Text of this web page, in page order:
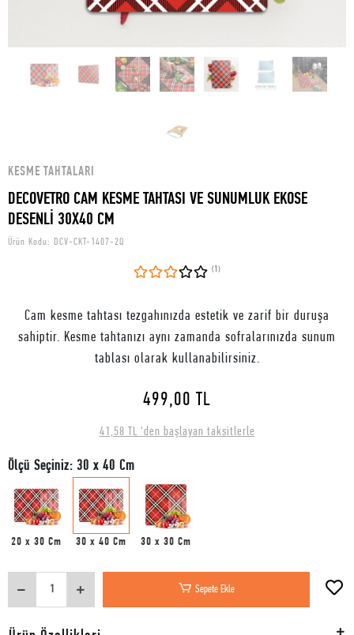
KESME TAHTALARI
DECOVETRO CAM KESME TAHTASI VE SUNUMLUK EKOSE
DESENLİ 30X40 CM
Ürün Kodu: DCV-CKT-1407-2Q
(1)
Cam kesme tahtası tezgahınızda estetik ve zarif bir duruşa
sahiptir. Kesme tahtanızı aynı zamanda sofralarınızda sunum
tablası olarak kullanabilirsiniz.
499,00 TL
41,58 TL 'den başlayan taksitlerle
Ölçü Seçiniz: 30 x 40 Cm
20 x 30 Cm 30 x 40 Cm 30 x 30 Cm
Sepete Ekle